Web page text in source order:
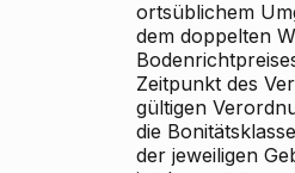
ortsüblichem
dem doppelten
Zeitpunkt des
gültigen
die
der jeweiligen